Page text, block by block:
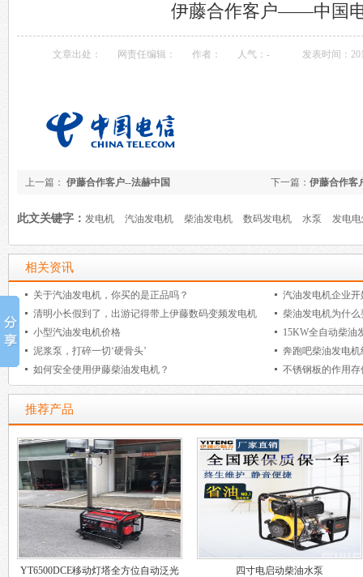
伊藤合作客户——中国
文章出处： 网责任编辑： 作者： 人气： - 发表时间：
下一篇： 伊藤合作
上一篇： 伊藤合作客户--法赫中国
此文关键字： 发电机 汽油发电机 柴油发电机 数码发电机 水泵 发电
相关资讯
关于汽油发电机，你买的是正品吗？
汽油发电机企业
清明小长假到了，出游记得带上伊藤数码变频发电机
柴油发电机为什
小型汽油发电机价格
15KW全自动柴油
泥浆泵，打碎一切‘硬骨头’
奔跑吧柴油发电机
如何安全使用伊藤柴油发电机？
不锈钢板的作用存
推荐产品
YT6500DCE移动灯塔全方位自动泛光
四寸电启动柴油水泵